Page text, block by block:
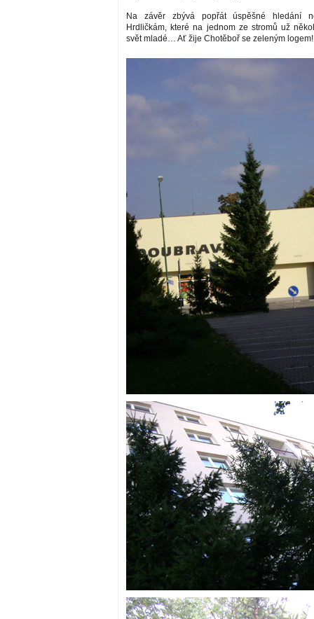
Na závěr zbývá popřát úspěšné hledání
Hrdličkám, které na jednom ze stromů už
svět mladé… Ať žije Chotěboř se zeleným logem!